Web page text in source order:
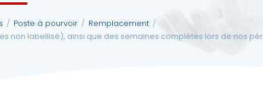
/ Poste à pourvoir / Remplacement /
non labellisé), ainsi que des semaines complètes lors de nos